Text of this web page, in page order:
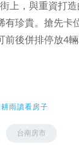
上，與重資打
有珍貴。搶先
後併排停放4
耕雨讀看房子
台南房市